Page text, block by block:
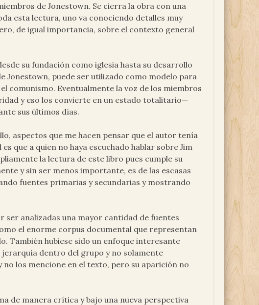
de Jonestown. Se cierra la obra con una
esta lectura, uno va conociendo detalles muy
de igual importancia, sobre el contexto general
su fundación como iglesia hasta su desarrollo
Jonestown, puede ser utilizado como modelo para
comunismo. Eventualmente la voz de los miembros
y eso los convierte en un estado totalitario—
sus últimos días.
aspectos que me hacen pensar que el autor tenía
que a quien no haya escuchado hablar sobre Jim
la lectura de este libro pues cumple su
y sin ser menos importante, es de las escasas
fuentes primarias y secundarias y mostrando
analizadas una mayor cantidad de fuentes
el enorme corpus documental que representan
También hubiese sido un enfoque interesante
dentro del grupo y no solamente
no los mencione en el texto, pero su aparición no
de manera crítica y bajo una nueva perspectiva